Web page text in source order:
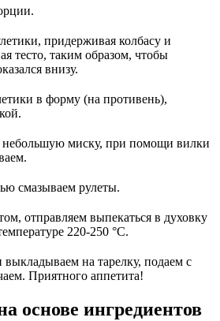
придерживая колбасу и
тесто, таким образом, чтобы
внизу.
в форму (на противень),
небольшую миску, при помощи вилки
смазываем рулеты.
отправляем выпекаться в духовку
220-250 °С.
выкладываем на тарелку, подаем с
Приятного аппетита!
основе ингредиентов